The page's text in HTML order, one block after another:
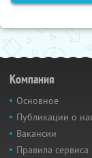
Компания
Основное
Публикации о
Вакансии
Правила сервиса